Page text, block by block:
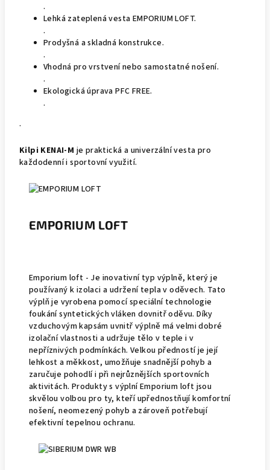
.
Lehká zateplená vesta EMPORIUM LOFT.
.
Prodyšná a skladná konstrukce.
.
Vhodná pro vrstvení nebo samostatné nošení.
.
Ekologická úprava PFC FREE.
.
.
Kilpi KENAI-M je praktická a univerzální vesta pro
každodenní i sportovní využití.
EMPORIUM LOFT
Emporium loft - Je inovativní typ výplně, který je
používaný k izolaci a udržení tepla v oděvech. Tato
výplň je vyrobena pomocí speciální technologie
foukání syntetických vláken dovnitř oděvu. Díky
vzduchovým kapsám uvnitř výplně má velmi dobré
izolační vlastnosti a udržuje tělo v teple i v
nepříznivých podmínkách. Velkou předností je její
lehkost a měkkost, umožňuje snadnější pohyb a
zaručuje pohodlí i při nejrůznějších sportovních
aktivitách. Produkty s výplní Emporium loft jsou
skvělou volbou pro ty, kteří upřednostňují komfortní
nošení, neomezený pohyb a zároveň potřebují
efektivní tepelnou ochranu.